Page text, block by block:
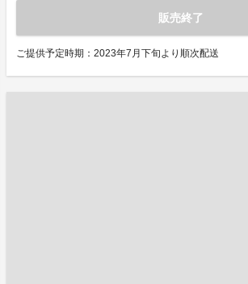
販売終了
ご提供予定時期：2023年7月下旬より順次配送